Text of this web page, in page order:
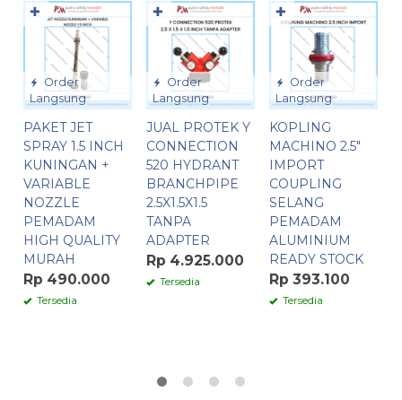
Order
Langsung
PAKET JET
SPRAY 1.5 INCH
KUNINGAN +
VARIABLE
NOZZLE
PEMADAM
HIGH QUALITY
MURAH
Rp 490.000
Tersedia
✚
Order
Langsung
JUAL PROTEK Y
CONNECTION
520 HYDRANT
BRANCHPIPE
2.5X1.5X1.5
TANPA
ADAPTER
Rp 4.925.000
Tersedia
✚
Order
Langsung
KOPLING
MACHINO 2.5″
IMPORT
COUPLING
SELANG
PEMADAM
ALUMINIUM
READY STOCK
Rp 393.100
Tersedia
✚